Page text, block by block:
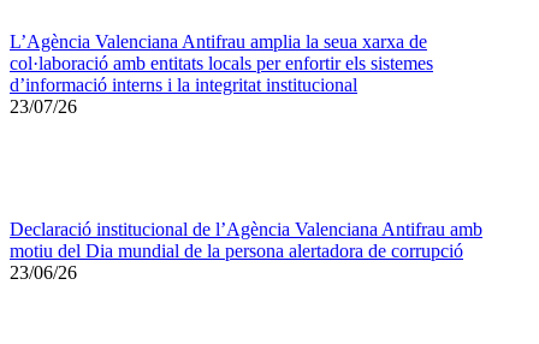
L’Agència Valenciana Antifrau amplia la seua xarxa de
col·laboració amb entitats locals per enfortir els sistemes
d’informació interns i la integritat institucional
23/07/26
Declaració institucional de l’Agència Valenciana Antifrau amb
motiu del Dia mundial de la persona alertadora de corrupció
23/06/26